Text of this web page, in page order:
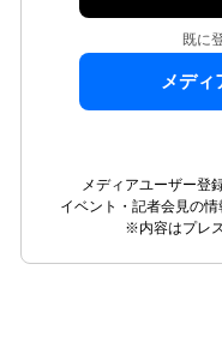
既に
メディ
メディアユーザー登
イベント・記者会見の情
※内容はプレ